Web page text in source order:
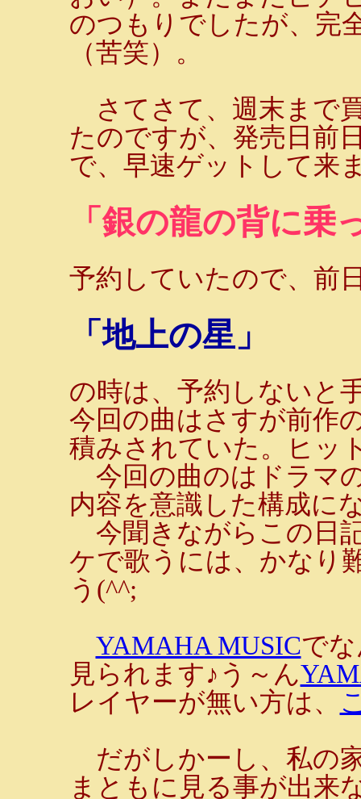
のつもりでしたが、完
（苦笑）。
さてさて、週末まで
たのですが、発売日前
で、早速ゲットして来
「銀の龍の背に乗
予約していたので、前
「地上の星」
の時は、予約しないと
今回の曲はさすが前作
積みされていた。ヒッ
今回の曲のはドラマ
内容を意識した構成に
今聞きながらこの日
ケで歌うには、かなり
う(^^;
YAMAHA MUSICで
見られます♪う～ん
レイヤーが無い方は、
だがしかーし、私の
まともに見る事が出来